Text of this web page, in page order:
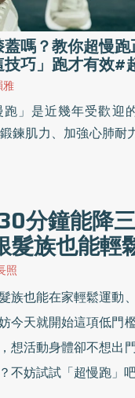
嗎？教你超慢
巧」跑才有效#
雅
」是近幾年受歡迎
鍊肌力、加強心肺耐
優活健康網》整理超
事項，總之先跑起來
分鐘能降
髮族也能輕
照
族也能在家輕鬆運動
今天就開始這項低門
想活動身體卻不想出
不妨試試「超慢跑」吧